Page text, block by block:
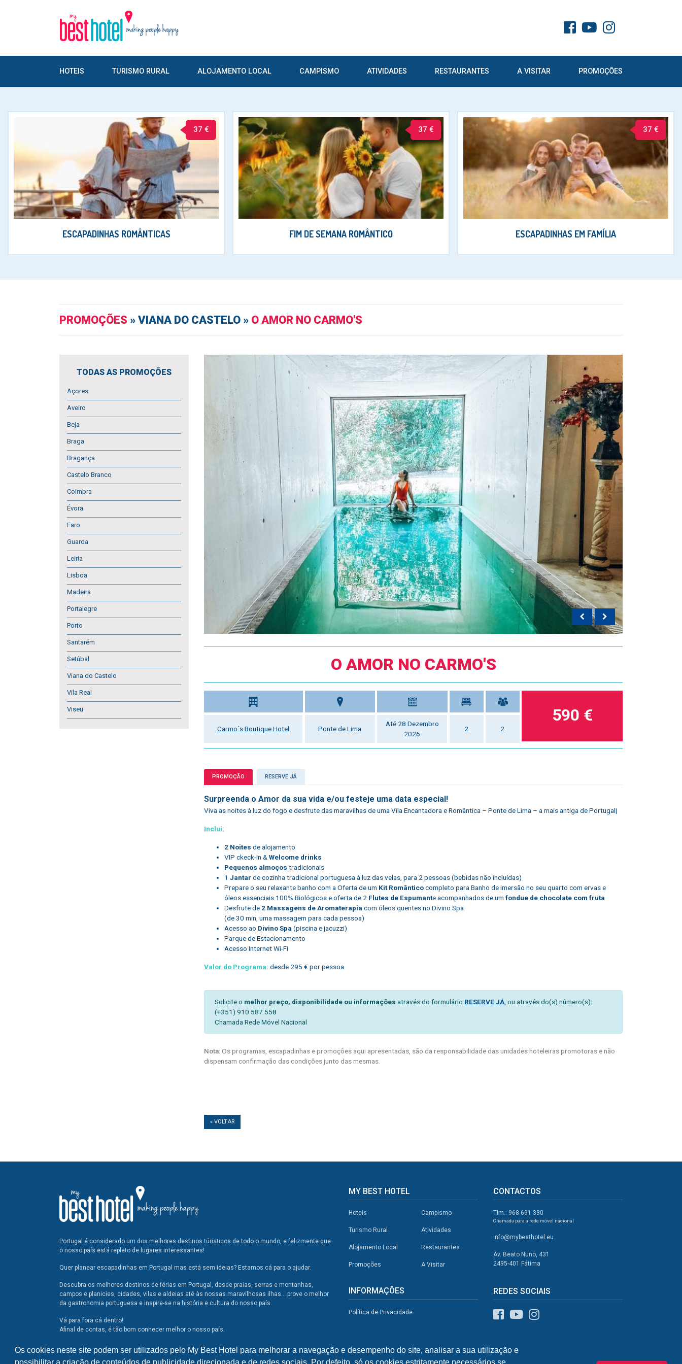
Os cookies neste site podem ser utilizados pelo My Best Hotel para melhorar a navegação e desempenho do site, analisar a sua utilização e
possibilitar a criação de conteúdos de publicidade direcionada e de redes sociais. Por defeito, só os cookies estritamente necessários se
HOTEIS TURISMO RURAL ALOJAMENTO LOCAL CAMPISMO ATIVIDADES RESTAURANTES A VISITAR PROMOÇÕES
37 €
ESCAPADINHAS ROMÂNTICAS
37 €
FIM DE SEMANA ROMÂNTICO
37 €
ESCAPADINHAS EM FAMÍLIA
PROMOÇÕES » VIANA DO CASTELO » O AMOR NO CARMO'S
TODAS AS PROMOÇÕES
Açores
Aveiro
Beja
Braga
Bragança
Castelo Branco
Coimbra
Évora
Faro
Guarda
Leiria
Lisboa
Madeira
Portalegre
Porto
Santarém
Setúbal
Viana do Castelo
Vila Real
Viseu
O AMOR NO CARMO'S
Carmo´s Boutique Hotel Ponte de Lima
Até 28 Dezembro
2026
2 2
590 €
PROMOÇÃO RESERVE JÁ
Surpreenda o Amor da sua vida e/ou festeje uma data especial!
Viva as noites à luz do fogo e desfrute das maravilhas de uma Vila Encantadora e Romântica – Ponte de Lima – a mais antiga de Portugal|
Inclui:
2 Noites de alojamento
VIP ckeck-in &Welcome drinks
Pequenos almoços tradicionais
1 Jantar de cozinha tradicional portuguesa à luz das velas, para 2 pessoas (bebidas não incluídas)
Prepare o seu relaxante banho com a Oferta de um Kit Românticocompleto para Banho de imersão no seu quarto com ervas e
óleos essenciais 100% Biológicos e oferta de 2 Flutes de Espumante acompanhados de um fondue de chocolate com fruta
Desfrute de 2 Massagens de Aromaterapia com óleos quentes no Divino Spa
(de 30 min, uma massagem para cada pessoa)
Acesso ao Divino Spa (piscina e jacuzzi)
Parque de Estacionamento
Acesso Internet Wi-Fi
Valor do Programa: desde 295 € por pessoa
Solicite o melhor preço, disponibilidade ou informações através do formulário RESERVE JÁ, ou através do(s) número(s):
(+351) 910 587 558
Chamada Rede Móvel Nacional
Nota:Os programas, escapadinhas e promoções aqui apresentadas, são da responsabilidade das unidades hoteleiras promotoras e não
dispensam confirmação das condições junto das mesmas.
« VOLTAR
Portugal é considerado um dos melhores destinos túristicos de todo o mundo, e felizmente que
o nosso país está repleto de lugares interessantes!
Quer planear escapadinhas em Portugal mas está sem ideias? Estamos cá para o ajudar.
Descubra os melhores destinos de férias em Portugal, desde praias, serras e montanhas,
campos e planicies, cidades, vilas e aldeias até às nossas maravilhosas ilhas... prove o melhor
da gastronomia portuguesa e inspire-se na história e cultura do nosso país.
Vá para fora cá dentro!
Afinal de contas, é tão bom conhecer melhor o nosso país.
MY BEST HOTEL
Hoteis
Turismo Rural
Alojamento Local
Promoções
Campismo
Atividades
Restaurantes
A Visitar
INFORMAÇÕES
Política de Privacidade
CONTACTOS
Tlm.: 968 691 330
Chamada para a rede móvel nacional
info@mybesthotel.eu
Av. Beato Nuno, 431
2495-401 Fátima
REDES SOCIAIS